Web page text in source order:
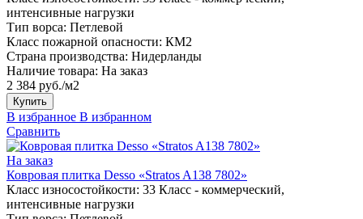
интенсивные нагрузки
Тип ворса: Петлевой
Класс пожарной опасности: КМ2
Страна производства: Нидерланды
Наличие товара: На заказ
2 384 руб./м2
Купить
В избранное В избранном
Сравнить
На заказ
Ковровая плитка Desso «Stratos A138 7802»
Класс износостойкости: 33 Класс - коммерческий,
интенсивные нагрузки